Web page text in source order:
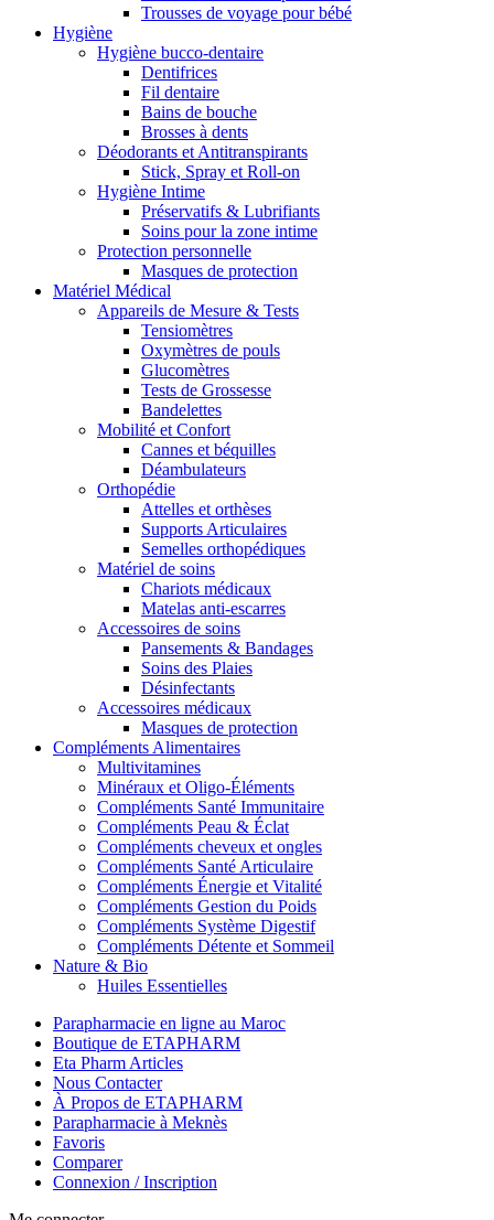
Trousses de voyage pour bébé
Hygiène
Hygiène bucco-dentaire
Dentifrices
Fil dentaire
Bains de bouche
Brosses à dents
Déodorants et Antitranspirants
Stick, Spray et Roll-on
Hygiène Intime
Préservatifs & Lubrifiants
Soins pour la zone intime
Protection personnelle
Masques de protection
Matériel Médical
Appareils de Mesure & Tests
Tensiomètres
Oxymètres de pouls
Glucomètres
Tests de Grossesse
Bandelettes
Mobilité et Confort
Cannes et béquilles
Déambulateurs
Orthopédie
Attelles et orthèses
Supports Articulaires
Semelles orthopédiques
Matériel de soins
Chariots médicaux
Matelas anti-escarres
Accessoires de soins
Pansements & Bandages
Soins des Plaies
Désinfectants
Accessoires médicaux
Masques de protection
Compléments Alimentaires
Multivitamines
Minéraux et Oligo-Éléments
Compléments Santé Immunitaire
Compléments Peau & Éclat
Compléments cheveux et ongles
Compléments Santé Articulaire
Compléments Énergie et Vitalité
Compléments Gestion du Poids
Compléments Système Digestif
Compléments Détente et Sommeil
Nature & Bio
Huiles Essentielles
Parapharmacie en ligne au Maroc
Boutique de ETAPHARM
Eta Pharm Articles
Nous Contacter
À Propos de ETAPHARM
Parapharmacie à Meknès
Favoris
Comparer
Connexion / Inscription